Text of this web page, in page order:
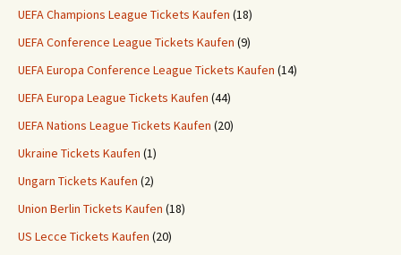
UEFA Champions League Tickets Kaufen (18)
UEFA Conference League Tickets Kaufen (9)
UEFA Europa Conference League Tickets Kaufen (14)
UEFA Europa League Tickets Kaufen (44)
UEFA Nations League Tickets Kaufen (20)
Ukraine Tickets Kaufen (1)
Ungarn Tickets Kaufen (2)
Union Berlin Tickets Kaufen (18)
US Lecce Tickets Kaufen (20)